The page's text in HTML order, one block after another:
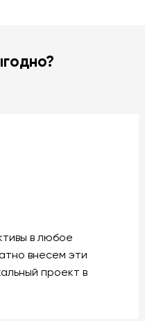
в любое
внесем эти
проект в